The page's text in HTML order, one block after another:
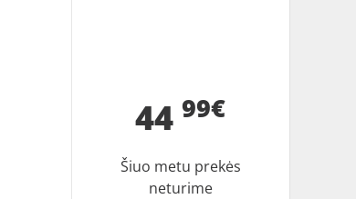
4499€
Šiuo metu prekės
neturime